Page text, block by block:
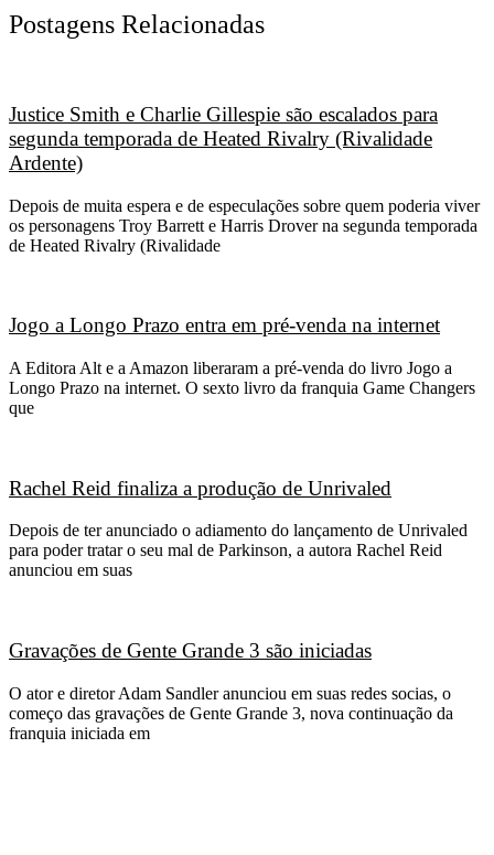
Postagens Relacionadas
Justice Smith e Charlie Gillespie são escalados para
segunda temporada de Heated Rivalry (Rivalidade
Ardente)
Depois de muita espera e de especulações sobre quem poderia viver
os personagens Troy Barrett e Harris Drover na segunda temporada
de Heated Rivalry (Rivalidade
Jogo a Longo Prazo entra em pré-venda na internet
A Editora Alt e a Amazon liberaram a pré-venda do livro Jogo a
Longo Prazo na internet. O sexto livro da franquia Game Changers
que
Rachel Reid finaliza a produção de Unrivaled
Depois de ter anunciado o adiamento do lançamento de Unrivaled
para poder tratar o seu mal de Parkinson, a autora Rachel Reid
anunciou em suas
Gravações de Gente Grande 3 são iniciadas
O ator e diretor Adam Sandler anunciou em suas redes socias, o
começo das gravações de Gente Grande 3, nova continuação da
franquia iniciada em